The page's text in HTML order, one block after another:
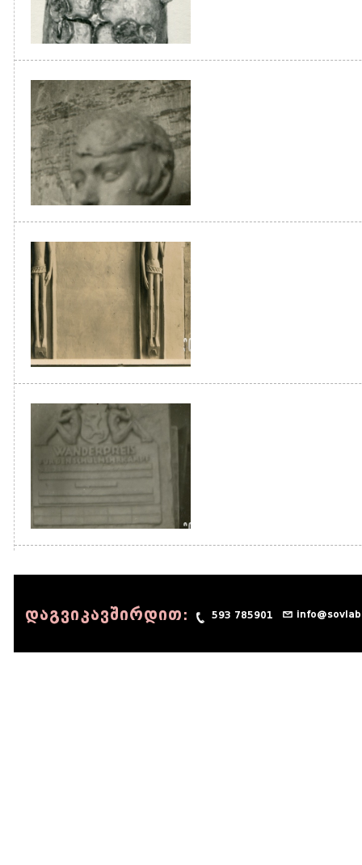
დაგვიკავშირდით: 593 785901